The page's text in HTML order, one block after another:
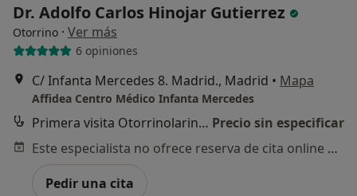
Dr. Adolfo Carlos Hinojar Gutierrez
Otorrino · Ver más
6 opiniones
C/ Infanta Mercedes 8. Madrid., Madrid • Mapa
Affidea Centro Médico Infanta Mercedes
Primera visita Otorrinolaringología Precio sin especificar
Este especialista no ofrece reserva de cita online en esta dirección.
Pedir una cita